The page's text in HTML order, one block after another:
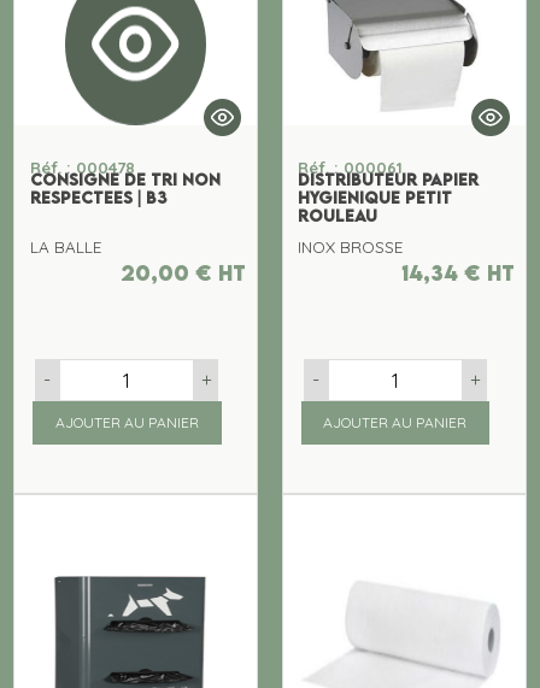
Réf. : 000478
CONSIGNE DE TRI NON
RESPECTEES | B3
LA BALLE
20,00 € ht
- +
AJOUTER AU PANIER
Réf. : 000061
DISTRIBUTEUR PAPIER
HYGIENIQUE PETIT
ROULEAU
INOX BROSSE
14,34 € ht
- +
AJOUTER AU PANIER